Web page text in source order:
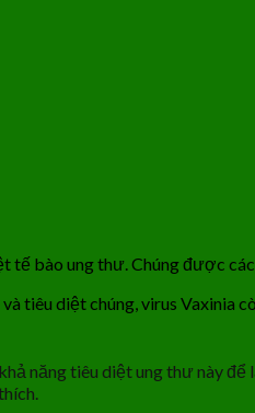
tế bào ung thư. Chúng được
tiêu diệt chúng, virus Vaxinia
năng tiêu diệt ung thư này